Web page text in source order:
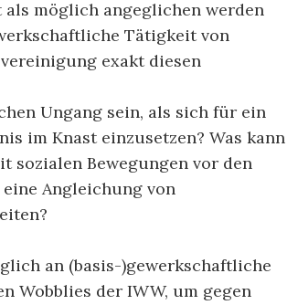
möglich angeglichen werden
Tätigkeit von
exakt diesen
Ungang sein, als sich für ein
im Knast einzusetzen? Was kann
sozialen Bewegungen vor den
Angleichung von
an (basis-)gewerkschaftliche
Wobblies der IWW, um gegen